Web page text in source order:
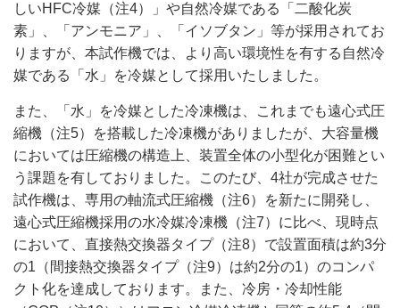
しいHFC冷媒（注4）」や自然冷媒である「二酸化炭
素」、「アンモニア」、「イソブタン」等が採用されてお
りますが、本試作機では、より高い環境性を有する自然冷
媒である「水」を冷媒として採用いたしました。
また、「水」を冷媒とした冷凍機は、これまでも遠心式圧
縮機（注5）を搭載した冷凍機がありましたが、大容量機
においては圧縮機の構造上、装置全体の小型化が困難とい
う課題を有しておりました。このたび、4社が完成させた
試作機は、専用の軸流式圧縮機（注6）を新たに開発し、
遠心式圧縮機採用の水冷媒冷凍機（注7）に比べ、現時点
において、直接熱交換器タイプ（注8）で設置面積は約3分
の1（間接熱交換器タイプ（注9）は約2分の1）のコンパ
クト化を達成しております。また、冷房・冷却性能